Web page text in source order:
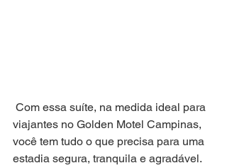
viajantes no Golden Motel Campinas,
você tem tudo o que precisa para uma
estadia segura, tranquila e agradável.